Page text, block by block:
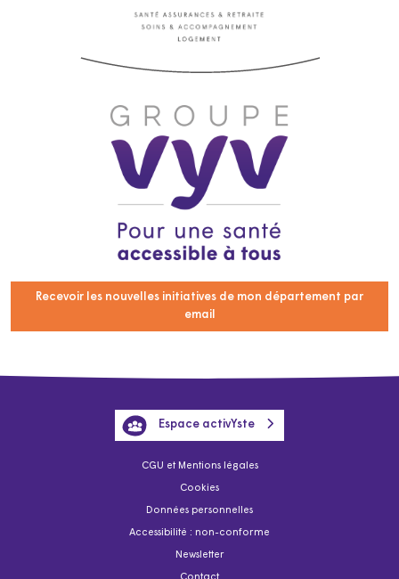
Recevoir les nouvelles initiatives de mon département par
email
CGU et Mentions légales
Cookies
Données personnelles
Accessibilité : non-conforme
Newsletter
Espace activYste